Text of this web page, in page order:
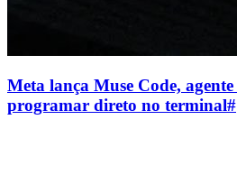
Meta lança Muse Code,
programar direto no terminal#